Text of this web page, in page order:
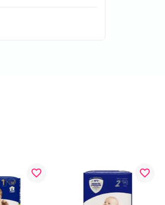
favorite_border favorite_border